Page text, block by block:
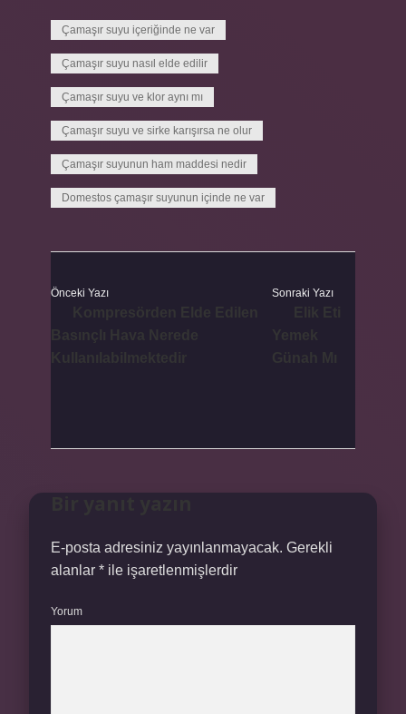
Çamaşır suyu içeriğinde ne var
Çamaşır suyu nasıl elde edilir
Çamaşır suyu ve klor aynı mı
Çamaşır suyu ve sirke karışırsa ne olur
Çamaşır suyunun ham maddesi nedir
Domestos çamaşır suyunun içinde ne var
Önceki Yazı Sonraki Yazı
E-posta adresiniz yayınlanmayacak. Gerekli
alanlar * ile işaretlenmişlerdir
Yorum